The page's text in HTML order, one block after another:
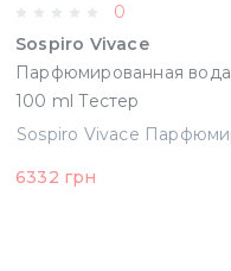
0
Sospiro Vivace
Парфюмированная вода
100 ml Тестер
(8033488156473)
6332 грн